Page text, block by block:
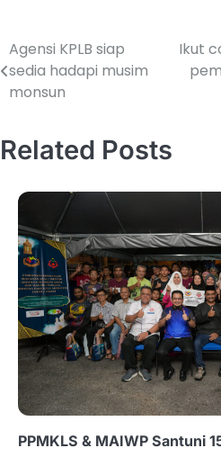
Agensi KPLB siap
sedia hadapi musim
monsun
Ikut
Related Posts
PPMKLS & MAIWP Santuni